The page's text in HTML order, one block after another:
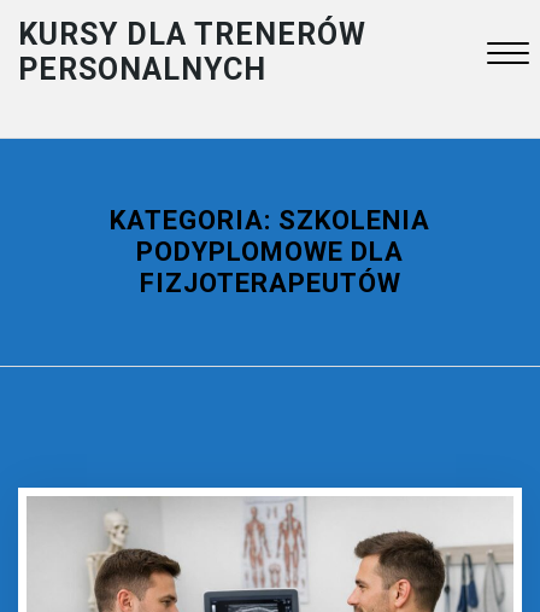
content
KURSY DLA TRENERÓW
PERSONALNYCH
KATEGORIA: SZKOLENIA
PODYPLOMOWE DLA
FIZJOTERAPEUTÓW